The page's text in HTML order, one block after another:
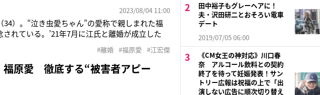
2023/08/04 11:00
）。“泣き虫愛ちゃん”の愛称で親しまれた福
れている。’21年7月に江氏と離婚が成立した
男を引き渡して以降、連絡が取れず、「夏休み
#離婚 #福原愛 #江宏傑
福原愛 徹底する“被害者アピー
田中裕子もグレーヘアに！
夫・沢田研二とおそろい電車
デート
2019/07/05 06:00
《CM女王の神対応》川口春
奈 アルコール飲料との契約
終了を待って妊娠発表！サン
トリー広報は祝福の上で「出
演しない広告に順次切り替え